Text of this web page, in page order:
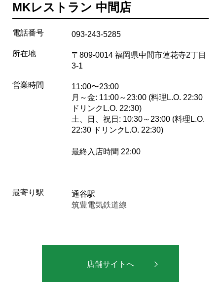
MKレストラン 中間店
電話番号 093-243-5285
所在地
〒809-0014 福岡県中間市蓮花寺2丁目
3-1
営業時間
11:00〜23:00
月～金: 11:00～23:00 (料理L.O. 22:30
ドリンクL.O. 22:30)
土、日、祝日: 10:30～23:00 (料理L.O.
22:30 ドリンクL.O. 22:30)
最終入店時間 22:00
最寄り駅
通谷駅
筑豊電気鉄道線
店舗サイトへ